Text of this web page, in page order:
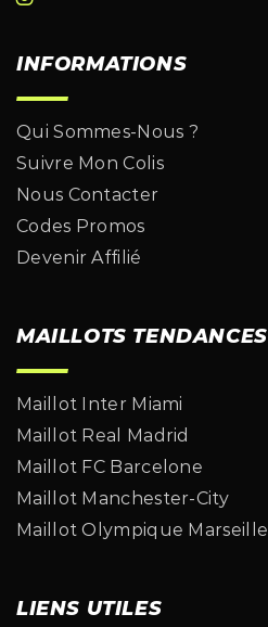
INFORMATIONS
Qui Sommes-Nous ?
Suivre Mon Colis
Nous Contacter
Codes Promos
Devenir Affilié
MAILLOTS TENDANCES
Maillot Inter Miami
Maillot Real Madrid
Maillot FC Barcelone
Maillot Manchester-City
Maillot Olympique Marseille
LIENS UTILES